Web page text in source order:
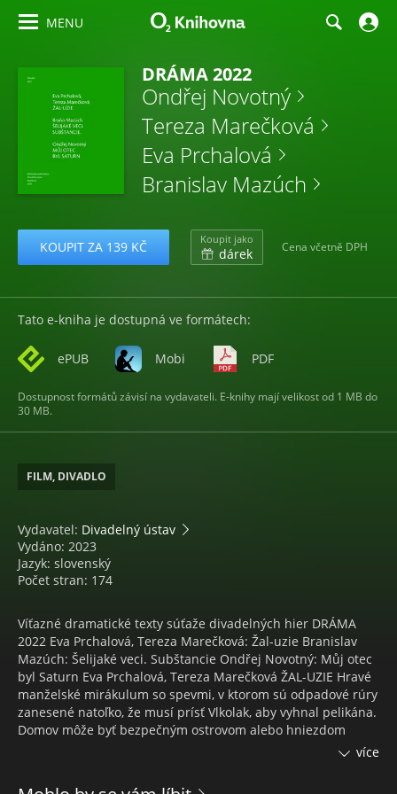
MENU
DRÁMA 2022
Ondřej Novotný
Tereza Marečková
Eva Prchalová
Branislav Mazúch
KOUPIT ZA 139 KČ Koupit jako
dárek Cena včetně DPH
Tato e-kniha je dostupná ve formátech:
ePUB Mobi PDF
Dostupnost formátů závisí na vydavateli. E-knihy mají velikost od 1 MB do
30 MB.
FILM, DIVADLO
Vydavatel: Divadelný ústav
Vydáno: 2023
Jazyk: slovenský
Počet stran: 174
Víťazné dramatické texty súťaže divadelných hier DRÁMA
2022 Eva Prchalová, Tereza Marečková: Žal-uzie Branislav
Mazúch: Šelijaké veci. Subštancie Ondřej Novotný: Můj otec
byl Saturn Eva Prchalová, Tereza Marečková ŽAL-UZIE Hravé
manželské mirákulum so spevmi, v ktorom sú odpadové rúry
zanesené natoľko, že musí prísť Vlkolak, aby vyhnal pelikána.
Domov môže byť bezpečným ostrovom alebo hniezdom
nebezpečných hier medzi ženou a mužom. Kuchyňa, spálňa,
více